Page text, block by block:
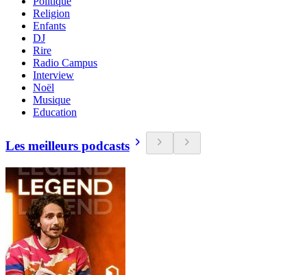
Religion
Enfants
DJ
Rire
Radio Campus
Interview
Noël
Musique
Education
Les meilleurs podcasts